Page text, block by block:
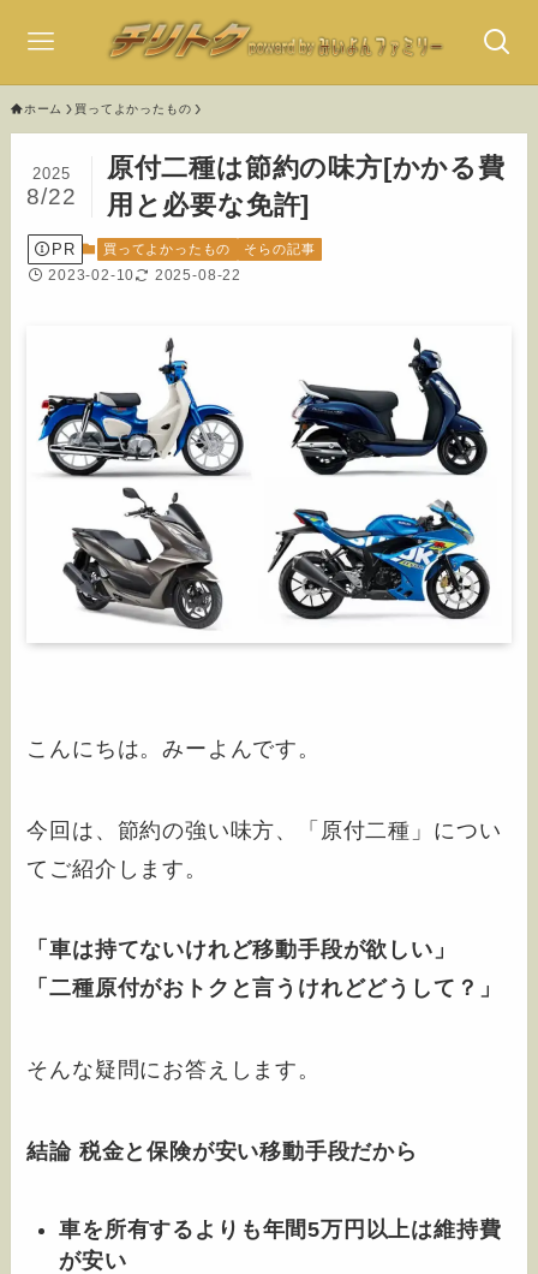
ホーム 買ってよかったもの
原付二種は節約の味方[かかる費
用と必要な免許]
2025
8/22
PR 買ってよかったもの そらの記事
2023-02-10 2025-08-22
こんにちは。みーよんです。
今回は、節約の強い味方、「原付二種」につい
てご紹介します。
「車は持てないけれど移動手段が欲しい」
「二種原付がおトクと言うけれどどうして？」
そんな疑問にお答えします。
結論 税金と保険が安い移動手段だから
車を所有するよりも年間5万円以上は維持費
が安い